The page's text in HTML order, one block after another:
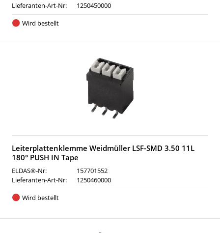
Lieferanten-Art-Nr:
1250450000
Wird bestellt
Leiterplattenklemme Weidmüller LSF-SMD 3.50 11L
180° PUSH IN Tape
ELDAS®-Nr:
157701552
Lieferanten-Art-Nr:
1250460000
Wird bestellt